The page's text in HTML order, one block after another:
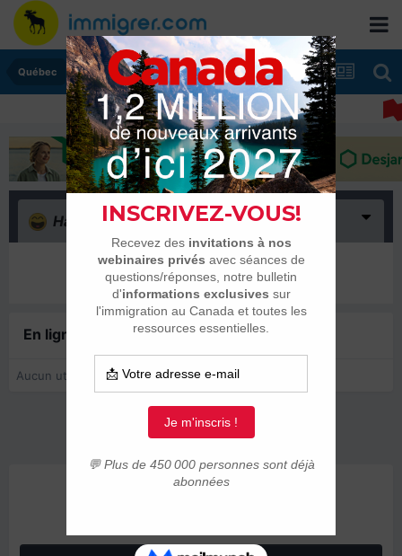
Québec
Haha (0)
Il n’y a encore rien ici
En ligne récemment0 membre est en ligne
Aucun utilisateur enregistré regarde cette page.